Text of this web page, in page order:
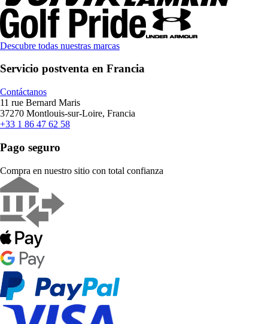
Descubre todas nuestras marcas
Servicio postventa en Francia
Contáctanos
11 rue Bernard Maris
37270 Montlouis-sur-Loire, Francia
+33 1 86 47 62 58
Pago seguro
Compra en nuestro sitio con total confianza